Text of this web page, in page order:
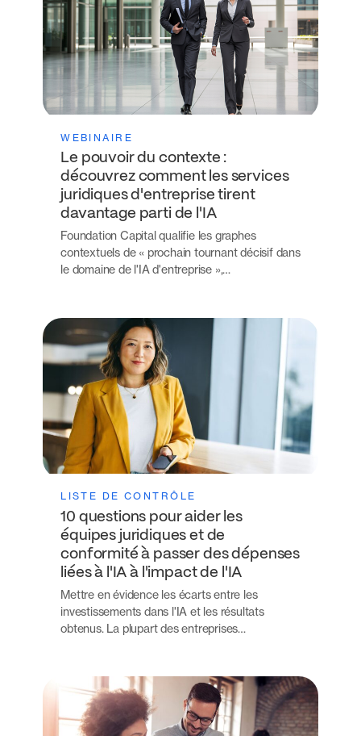
WEBINAIRE
Le pouvoir du contexte :
découvrez comment les services
juridiques d'entreprise tirent
davantage parti de l'IA
Foundation Capital qualifie les graphes
contextuels de « prochain tournant décisif dans
le domaine de l'IA d'entreprise »,…
LISTE DE CONTRÔLE
10 questions pour aider les
équipes juridiques et de
conformité à passer des dépenses
liées à l'IA à l'impact de l'IA
Mettre en évidence les écarts entre les
investissements dans l'IA et les résultats
obtenus. La plupart des entreprises…